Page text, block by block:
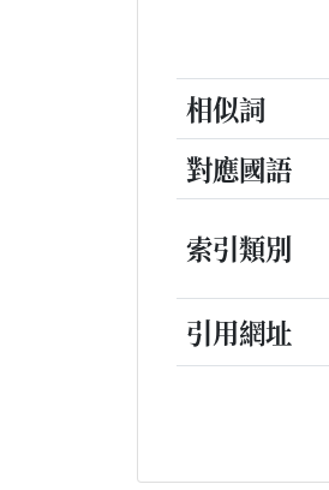
相似詞
對應國語
索引類別
引用網址